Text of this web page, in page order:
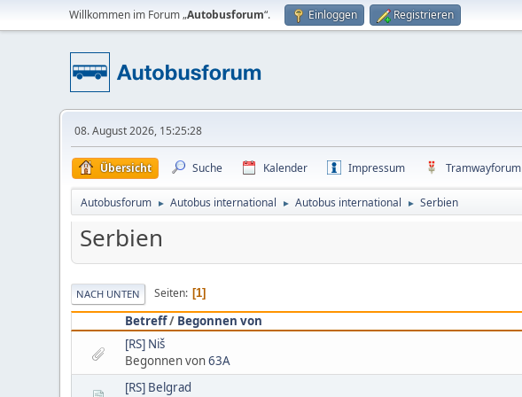
Willkommen im Forum „Autobusforum“. Einloggen Registrieren
08. August 2026, 15:25:28
Übersicht Suche Kalender Impressum Tramwayforum
Autobusforum ► Autobus international ► Autobus international ► Serbien
Serbien
NACH UNTEN Seiten 1
Betreff/ Begonnen von
[RS] Niš
Begonnen von63A
[RS] Belgrad